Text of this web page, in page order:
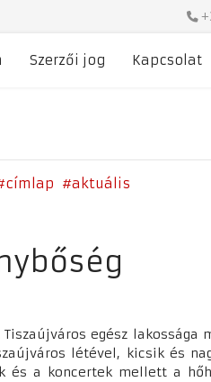
Szerzői jog Kapcsolat
címlap aktuális
egész
létével, kicsik és
és a koncertek mellett a